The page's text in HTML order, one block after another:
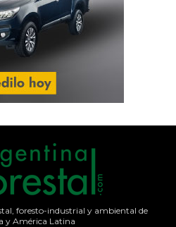
foresto-industrial y ambiental de
y América Latina